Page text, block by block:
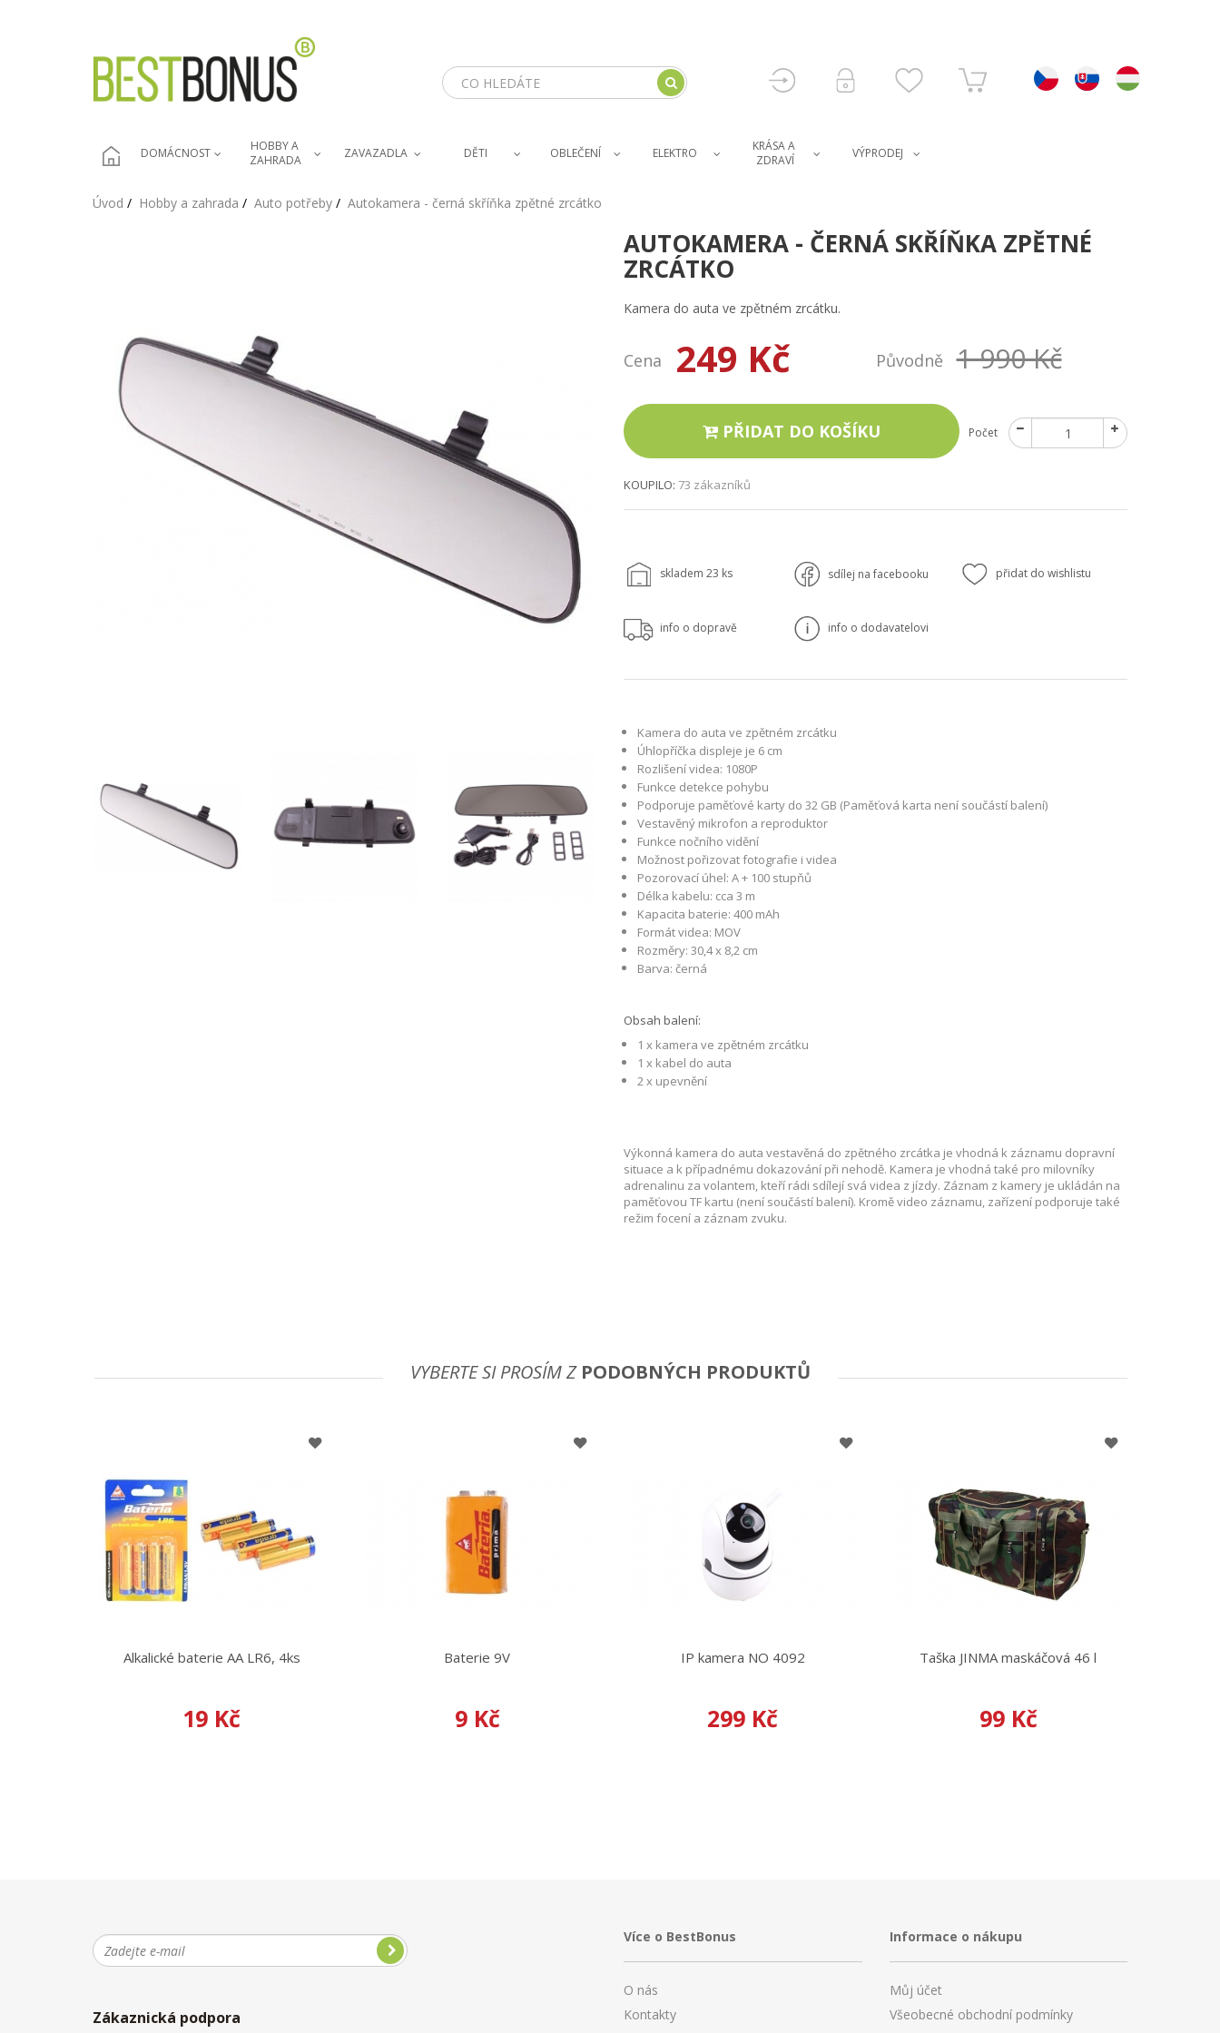
DOMÁCNOST
HOBBY A
ZAHRADA
ZAVAZADLA DĚTI OBLEČENÍ ELEKTRO
KRÁSA A
ZDRAVÍ
VÝPRODEJ
Úvod Hobby a zahrada Auto potřeby Autokamera - černá skříňka zpětné zrcátko
AUTOKAMERA - ČERNÁ SKŘÍŇKA ZPĚTNÉ
ZRCÁTKO
Kamera do auta ve zpětném zrcátku.
Cena 249 Kč Původně 1 990 Kč
PŘIDAT DO KOŠÍKU
KOUPILO: 73 zákazníků
Počet
skladem 23 ks sdílej na facebooku přidat do wishlistu
info o dopravě info o dodavatelovi
Kamera do auta ve zpětném zrcátku
Úhlopříčka displeje je 6 cm
Rozlišení videa: 1080P
Funkce detekce pohybu
Podporuje paměťové karty do 32 GB (Paměťová karta není součástí balení)
Vestavěný mikrofon a reproduktor
Funkce nočního vidění
Možnost pořizovat fotografie i videa
Pozorovací úhel: A + 100 stupňů
Délka kabelu: cca 3 m
Kapacita baterie: 400 mAh
Formát videa: MOV
Rozměry: 30,4 x 8,2 cm
Barva: černá
Obsah balení:
1 x kamera ve zpětném zrcátku
1 x kabel do auta
2 x upevnění
Výkonná kamera do auta vestavěná do zpětného zrcátka je vhodná k záznamu dopravní
situace a k případnému dokazování při nehodě. Kamera je vhodná také pro milovníky
adrenalinu za volantem, kteří rádi sdílejí svá videa z jízdy. Záznam z kamery je ukládán na
paměťovou TF kartu (není součástí balení). Kromě video záznamu, zařízení podporuje také
režim focení a záznam zvuku.
VYBERTE SI PROSÍM Z PODOBNÝCH PRODUKTŮ
Alkalické baterie AA LR6, 4ks
19 Kč
Baterie 9V
9 Kč
IP kamera NO 4092
299 Kč
Taška JINMA maskáčová 46 l
99 Kč
Zákaznická podpora
Více o BestBonus
O nás
Kontakty
Informace o nákupu
Můj účet
Všeobecné obchodní podmínky